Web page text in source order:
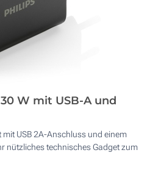
W mit USB-A und
USB 2A-Anschluss und einem
nützliches technisches Gadget zum